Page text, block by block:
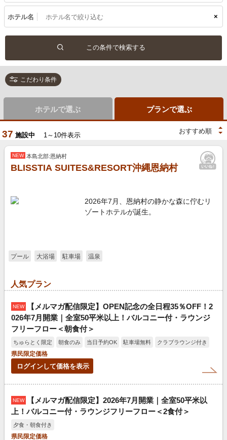
ホテル名 ×
こだわり条件
ホテルで選ぶ プランで選ぶ
37 施設中 1～10件表示
NEW 本島北部:恩納村
BLISSTIA SUITES&RESORT沖縄恩納村
2026年7月、恩納村の静かな森に佇むリ
ゾートホテルが誕生。
プール 大浴場 駐車場 温泉
人気プラン
NEW
【メルマガ配信限定】OPEN記念の全日程35％OFF！2
026年7月開業｜全室50平米以上！バルコニー付・ラウンジ
フリーフロー＜朝食付＞
ちゅらとく限定 朝食のみ 当日予約OK 駐車場無料
クラブラウンジ付き
県民限定価格
ログインして価格を表示
NEW
【メルマガ配信限定】2026年7月開業｜全室50平米以
上！バルコニー付・ラウンジフリーフロー＜2食付＞
夕食・朝食付き
県民限定価格